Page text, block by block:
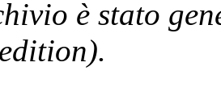
è stato